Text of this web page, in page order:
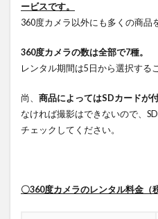
ービスです。
360度カメラ以外にも多くの商品
360度カメラの数は全部で7種。
レンタル期間は5日から選択する
尚、 商品によってはSDカードが
なければ撮影はできないので、
チェックしてください。
〇360度カメラのレンタル料金（